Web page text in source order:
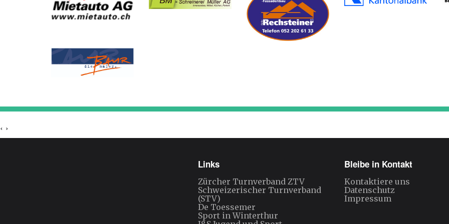
‹ ›
Links
Zürcher Turnverband ZTV
Schweizerischer Turnverband
(STV)
De Toessemer
Sport in Winterthur
Bleibe in Kontakt
Kontaktiere uns
Datenschutz
Impressum